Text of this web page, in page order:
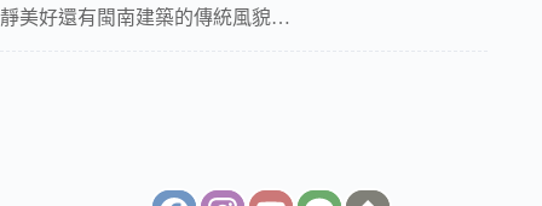
靜美好還有閩南建築的傳統風貌…